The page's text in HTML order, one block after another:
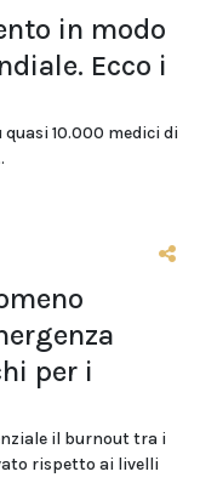
in modo
Ecco i
10.000 medici di
per i
il burnout tra i
rispetto ai livelli